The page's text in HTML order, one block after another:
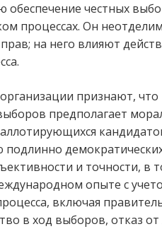
обеспечение честных
процессах. Он
на него влияют
признают,
предполагает
и точности,
опыте с
включая
в ход выборов, отказ